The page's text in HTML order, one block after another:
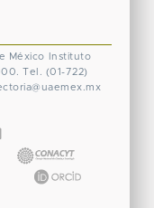
México
Instituto
Tel. (01-722)